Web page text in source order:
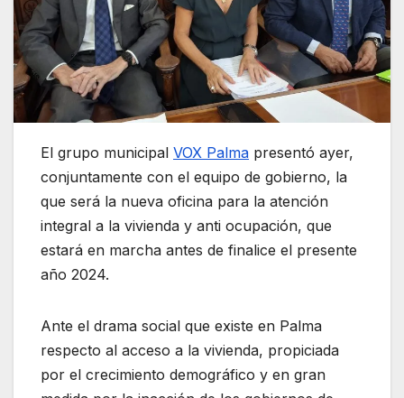
El grupo municipal VOX Palma presentó ayer,
conjuntamente con el equipo de gobierno, la
que será la nueva oficina para la atención
integral a la vivienda y anti ocupación, que
estará en marcha antes de finalice el presente
año 2024.
Ante el drama social que existe en Palma
respecto al acceso a la vivienda, propiciada
por el crecimiento demográfico y en gran